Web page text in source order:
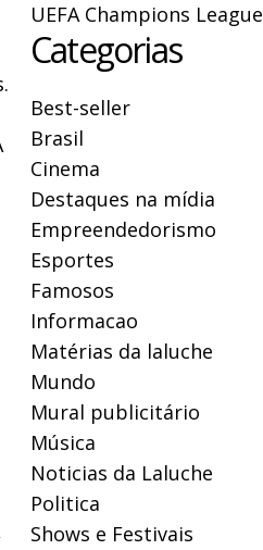
UEFA Champions League
Categorias
Best-seller
Brasil
Cinema
Destaques na mídia
Empreendedorismo
Esportes
Famosos
Informacao
Matérias da laluche
Mundo
Mural publicitário
Música
Noticias da Laluche
Politica
Shows e Festivais